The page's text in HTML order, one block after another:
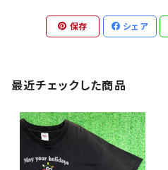
保存 シェア
最近チェックした商品